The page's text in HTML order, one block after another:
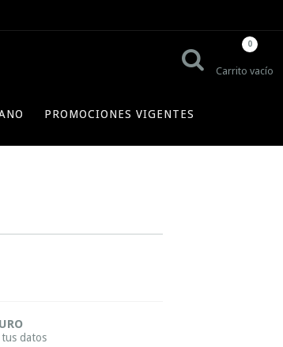
Carrito vacío
0
PROMOCIONES VIGENTES
datos